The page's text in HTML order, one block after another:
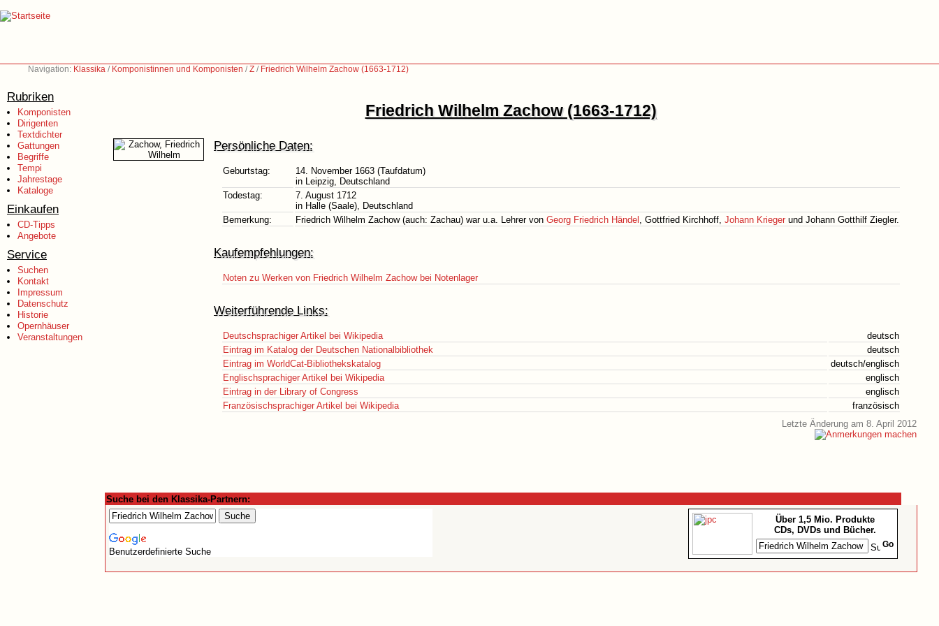
Navigation: Klassika / Komponistinnen und Komponisten /Z / Friedrich Wilhelm Zachow (1663-1712)
Rubriken
Komponisten
Dirigenten
Textdichter
Gattungen
Begriffe
Tempi
Jahrestage
Kataloge
Einkaufen
CD-Tipps
Angebote
Service
Suchen
Kontakt
Impressum
Datenschutz
Historie
Opernhäuser
Veranstaltungen
Friedrich Wilhelm Zachow (1663-1712)
Persönliche Daten:
Geburtstag:
14. November 1663 (Taufdatum)
in Leipzig, Deutschland
Todestag:
7. August 1712
in Halle (Saale), Deutschland
Bemerkung:
Friedrich Wilhelm Zachow (auch: Zachau) war u.a. Lehrer von Georg Friedrich Händel , Gottfried Kirchhoff, Johann Krieger und Johann Gotthilf Ziegler.
Kaufempfehlungen:
Noten zu Werken von Friedrich Wilhelm Zachow bei Notenlager
Weiterführende Links:
Deutschsprachiger Artikel bei Wikipedia
deutsch
Eintrag im Katalog der Deutschen Nationalbibliothek
deutsch
Eintrag im WorldCat-Bibliothekskatalog
deutsch/englisch
Englischsprachiger Artikel bei Wikipedia
englisch
Eintrag in der Library of Congress
englisch
Französischsprachiger Artikel bei Wikipedia
französisch
Letzte Änderung am 8. April 2012
Suche bei den Klassika-Partnern:
Benutzerdefinierte Suche
Über 1,5 Mio. Produkte
CDs, DVDs und Bücher.
Go